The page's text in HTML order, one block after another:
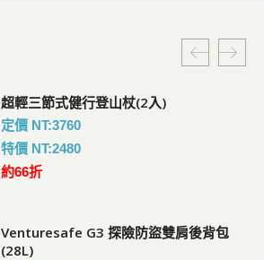
超輕三節式健行登山杖(2入)
定價 NT:3760
特價 NT:2480
約66折
Venturesafe G3 探險防盜雙肩後背包
(28L)